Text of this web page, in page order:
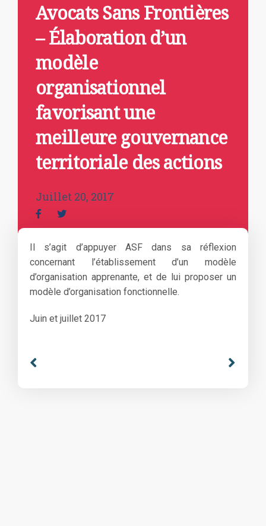
Avocats Sans Frontières
– Élaboration d’un
modèle
organisationnel
favorisant une
meilleure gouvernance
territoriale des actions
Juillet 20, 2017
Il s’agit d’appuyer ASF dans sa réflexion
concernant l’établissement d’un modèle
d’organisation apprenante, et de lui proposer un
modèle d’organisation fonctionnelle.
Juin et juillet 2017